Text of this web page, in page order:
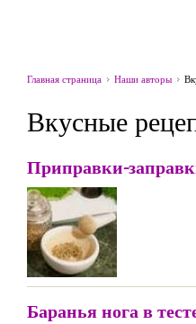
Главная страница Наши авторы
Вкусные
Приправки-
Баранья нога в